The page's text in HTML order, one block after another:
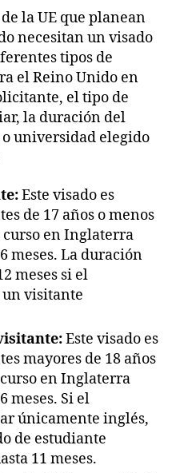
la UE que planean
necesitan un visado
tipos de
el Reino Unido en
el tipo de
la duración del
universidad elegido
Este visado es
de 17 años o menos
curso en Inglaterra
meses. La duración
meses si el
un visitante
Este visado es
mayores de 18 años
en Inglaterra
meses. Si el
únicamente inglés,
de estudiante
11 meses.